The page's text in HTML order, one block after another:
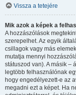
Vissza a tetejére
Mik azok a képek a
A hozzászólások
szerepelhet. Az egyik
csillagok vagy más
mutatja mennyi
státuszod van). A másik –
legtöbb felhasználónak
hogy engedélyezett-e az
megadni ezt a képet. Ha